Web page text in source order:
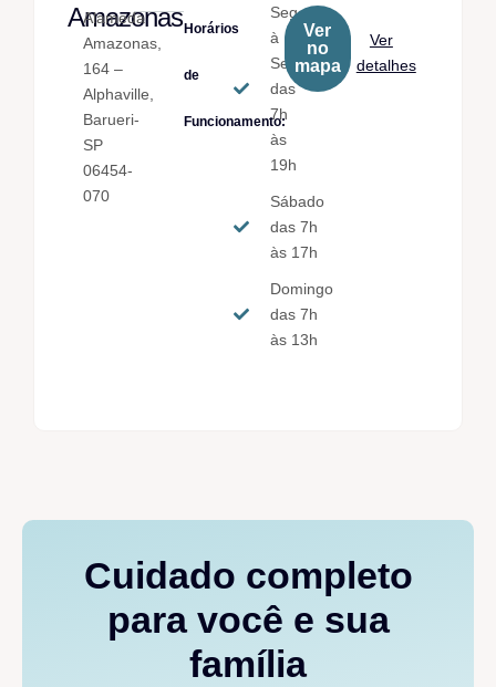
Amazonas
Alameda
Amazonas,
164 –
Alphaville,
Barueri-
SP
06454-
070
Horários
de
Funcionamento:
Seg.
à
Sex.
das
7h
às
19h
Sábado
das 7h
às 17h
Domingo
das 7h
às 13h
Ver
no
mapa
Ver
detalhes
Cuidado completo
para você e sua
família